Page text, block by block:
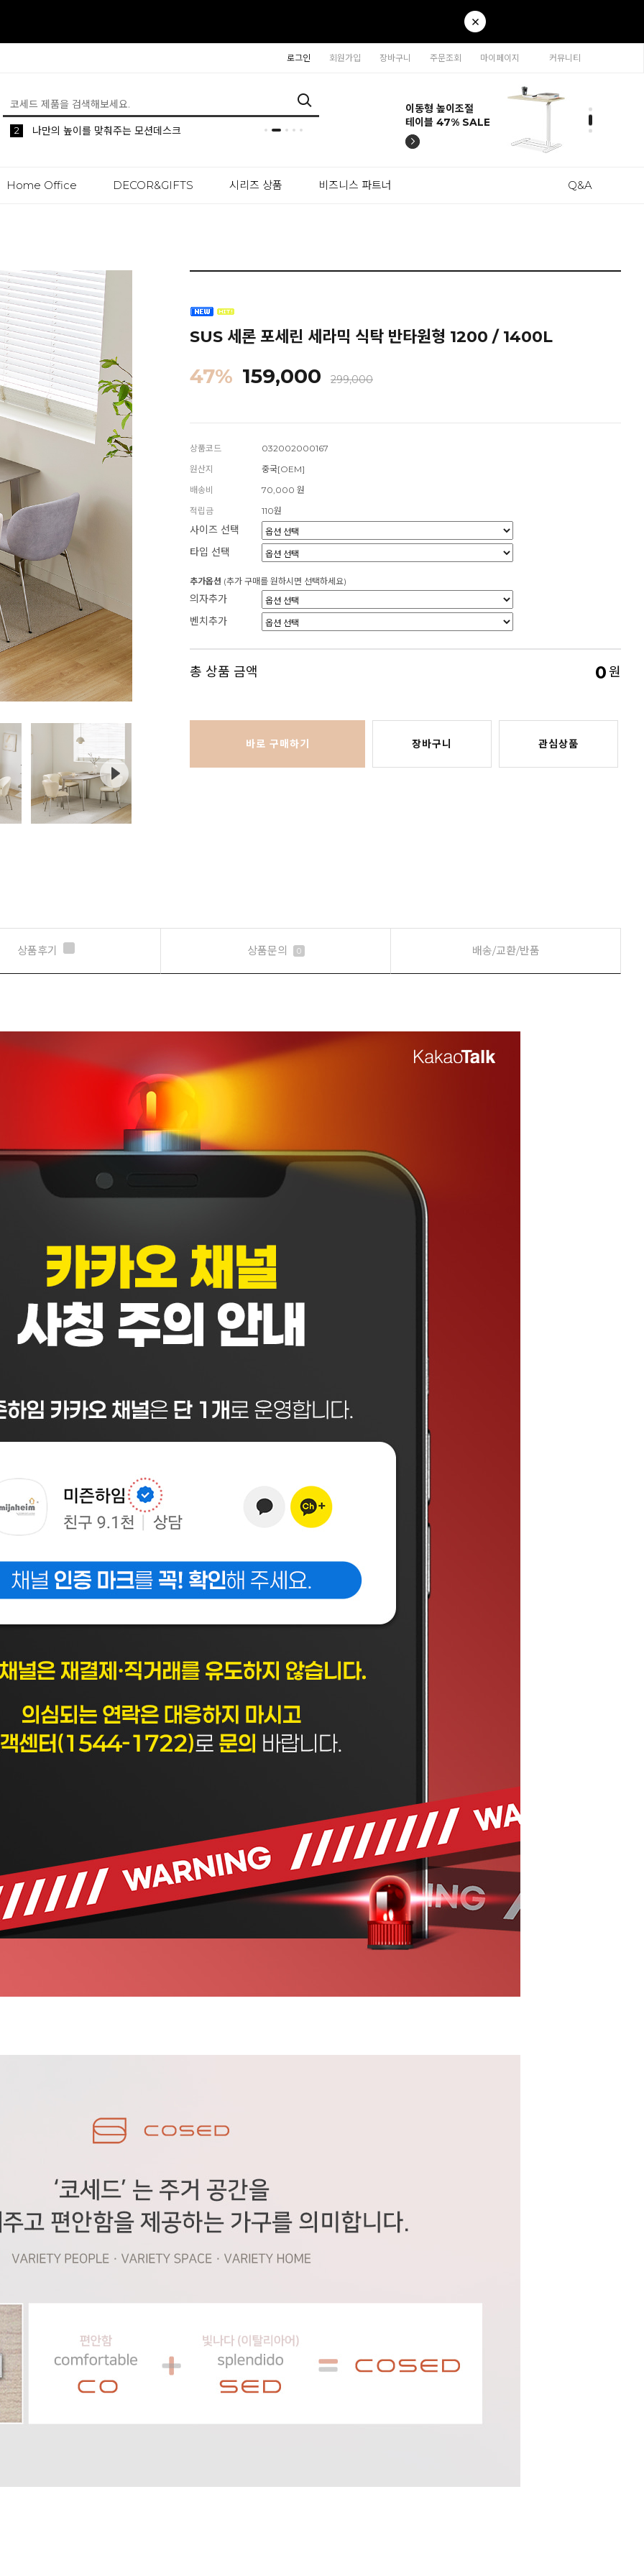
로그인 회원가입 장바구니 주문조회 마이페이지 커뮤니티
5 생활 속 편리한 이동식 사이드 테이블 시리즈
1 공간분리 인테리어의 시작 파티션
2 나만의 높이를 맞춰주는 모션데스크
티나 인테리어의자
57% SALE
카라 연결형책장
65% SALE
이동형 높이조절
테이블 47% SALE
티나 인테리어의자
57% SALE
카라 연결형책장
65% SALE
Home Office DECOR&GIFTS 시리즈 상품 비즈니스 파트너 Q&A
SUS 세론 포세린 세라믹 식탁 반타원형 1200 / 1400L
47% 159,000 299,000
상품코드
032002000167
원산지
중국[OEM]
배송비
70,000 원
적립금
110원
사이즈 선택
타입 선택
추가옵션 (추가 구매를 원하시면 선택하세요)
의자추가
벤치추가
총 상품 금액 0원
바로 구매하기 장바구니 관심상품
상품후기 상품문의 0 배송/교환/반품